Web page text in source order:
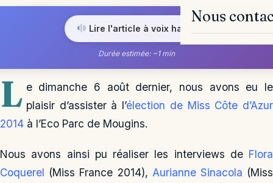
Nous
Lire l'article à voix haute
Durée estimée: ~1 min
L e dimanche 6 août dernier, nous avons eu le
plaisir d’assister à l’élection de Miss Côte d’Azur
2014 à l’Eco Parc de Mougins.
Nous avons ainsi pu réaliser les interviews de Flora
Coquerel (Miss France 2014), Aurianne Sinacola (Miss